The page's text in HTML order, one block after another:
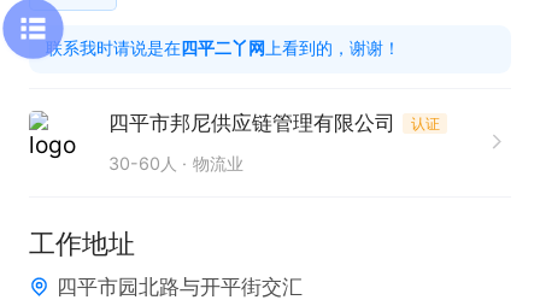
联系我时请说是在四平二丫网上看到的，谢谢！
四平市邦尼供应链管理有限公司 认证
30-60人 物流业
工作地址
四平市园北路与开平街交汇